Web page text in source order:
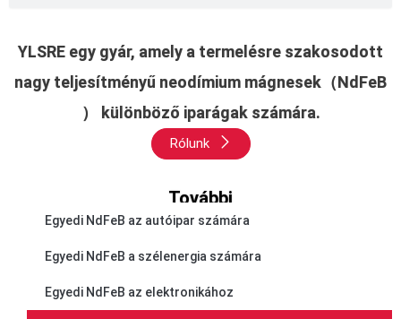
YLSRE egy gyár, amely a termelésre szakosodott
nagy teljesítményű neodímium mágnesek（NdFeB
） különböző iparágak számára.
Rólunk
További
Egyedi NdFeB az autóipar számára
Egyedi NdFeB a szélenergia számára
Egyedi NdFeB az elektronikához